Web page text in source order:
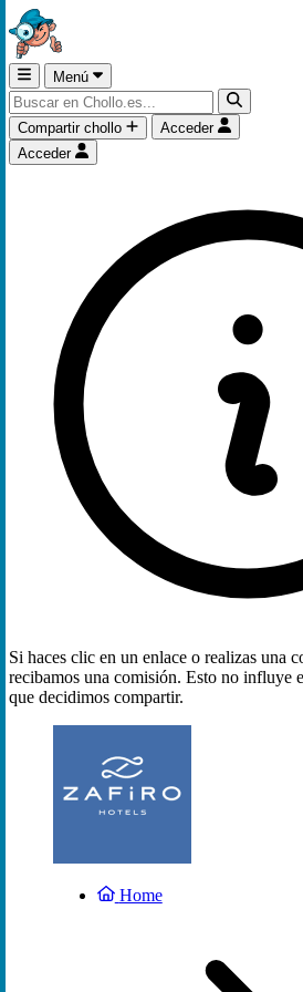
Menú
Compartir chollo
Acceder
Acceder
Si haces clic en un enlace o realizas una
recibamos una comisión. Esto no influye
que decidimos compartir.
Home